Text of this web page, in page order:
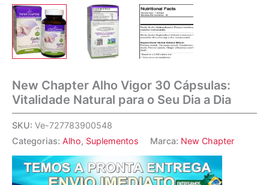
New Chapter Alho Vigor 30 Cápsulas:
Vitalidade Natural para o Seu Dia a Dia
SKU: Ve-727783900548
Categorias: Alho, Suplementos Marca: New Chapter